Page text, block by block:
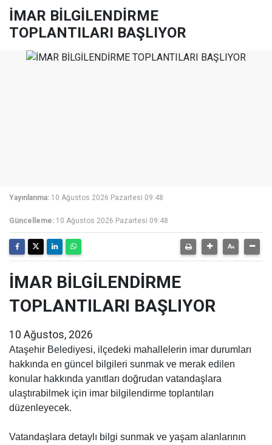
İMAR BİLGİLENDİRME
TOPLANTILARI BAŞLIYOR
Yayınlanma: 10 Ağustos 2026 Pazartesi 09:48
Güncelleme: 10 Ağustos 2026 Pazartesi 09:48
İMAR BİLGİLENDİRME
TOPLANTILARI BAŞLIYOR
10 Ağustos, 2026
Ataşehir Belediyesi, ilçedeki mahallelerin imar durumları
hakkında en güncel bilgileri sunmak ve merak edilen
konular hakkında yanıtları doğrudan vatandaşlara
ulaştırabilmek için imar bilgilendirme toplantıları
düzenleyecek.
Vatandaşlara detaylı bilgi sunmak ve yaşam alanlarının